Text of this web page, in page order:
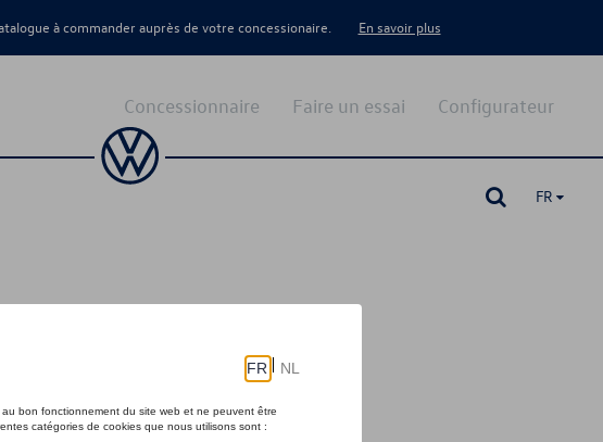
à commander auprès de votre concessionaire. En savoir plus
Configurateur
Faire un essai
Concessionnaire
FR